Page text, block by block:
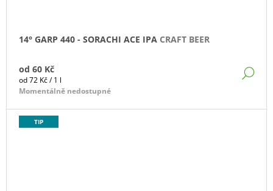
14° GARP 440 - SORACHI ACE IPA CRAFT BEER
od 60 Kč
Měrná
cena:
od 72 Kč / 1 l
Momentálně nedostupné
TIP